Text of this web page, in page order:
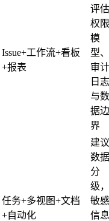
Issue+工作流+看板
+报表
评估
权限
模
型、
审计
日志
与数
据边
界
任务+多视图+文档
+自动化
建议
数据
分
级，
敏感
信息